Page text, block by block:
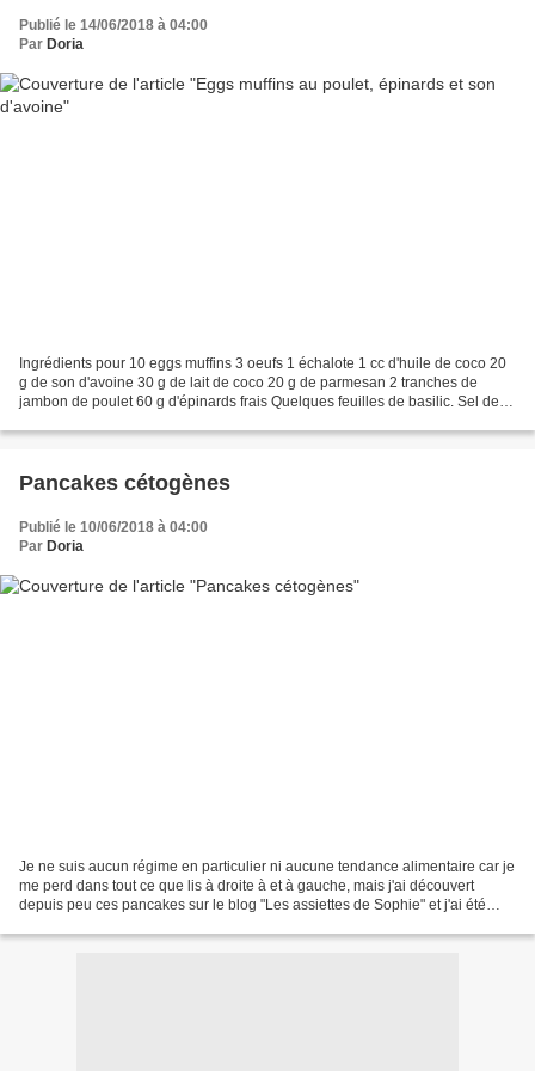
Publié le 14/06/2018 à 04:00
Par Doria
Ingrédients pour 10 eggs muffins 3 oeufs 1 échalote 1 cc d'huile de coco 20
g de son d'avoine 30 g de lait de coco 20 g de parmesan 2 tranches de
jambon de poulet 60 g d'épinards frais Quelques feuilles de basilic. Sel de
Pancakes cétogènes
Publié le 10/06/2018 à 04:00
Par Doria
Je ne suis aucun régime en particulier ni aucune tendance alimentaire car je
me perd dans tout ce que lis à droite à et à gauche, mais j'ai découvert
depuis peu ces pancakes sur le blog "Les assiettes de Sophie" et j'ai été